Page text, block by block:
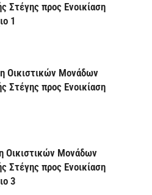
Στέγης προς Ενοικίαση
1
Οικιστικών Μονάδων
Στέγης προς Ενοικίαση
Οικιστικών Μονάδων
Στέγης προς Ενοικίαση
3